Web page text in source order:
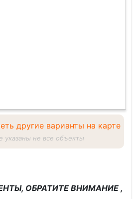
другие варианты на карте
указаны не все объекты
ОБРАТИТЕ ВНИМАНИЕ ,